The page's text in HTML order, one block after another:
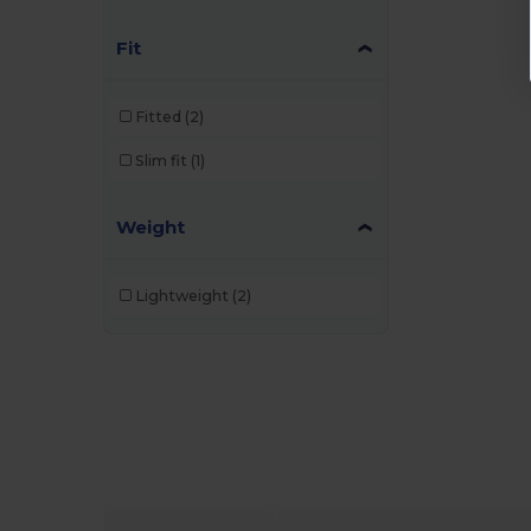
Fit
Fitted (2)
Slim fit (1)
Weight
Lightweight (2)